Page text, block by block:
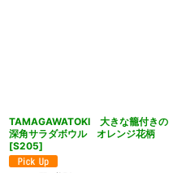
TAMAGAWATOKI 大きな籠付きの
深角サラダボウル オレンジ花柄
[S205]